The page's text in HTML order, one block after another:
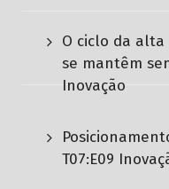
O ciclo da
se mantêm
Inovação
T07:E09